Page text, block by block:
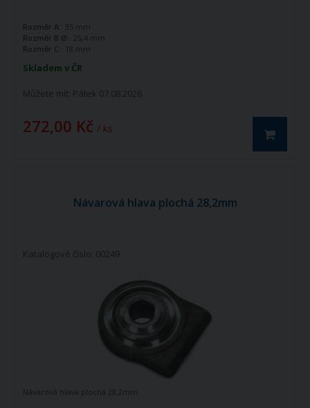
Skladem v ČR
Můžete mít: Pátek 07.08.2026
272,00 Kč / ks
Rozměr A:
35 mm
Rozměr B Ø:
25,4 mm
Rozměr C:
18 mm
Návarová hlava plochá 28,2mm
Katalogové číslo: 00249
Návarová hlava plochá 28,2mm.